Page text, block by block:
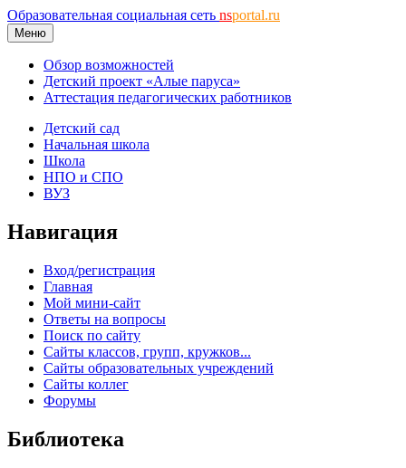
Образовательная социальная сеть nsportal.ru
Меню
Обзор возможностей
Детский проект «Алые паруса»
Аттестация педагогических работников
Детский сад
Начальная школа
Школа
НПО и СПО
ВУЗ
Навигация
Вход/регистрация
Главная
Мой мини-сайт
Ответы на вопросы
Поиск по сайту
Сайты классов, групп, кружков...
Сайты образовательных учреждений
Сайты коллег
Форумы
Библиотека